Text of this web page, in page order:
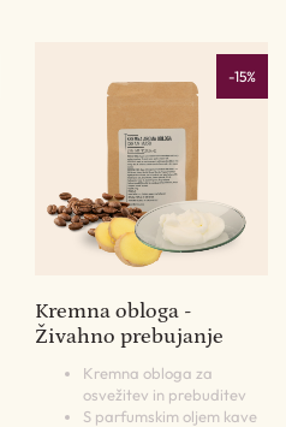
-15%
Kremna obloga -
Živahno prebujanje
Kremna obloga za
osvežitev in prebuditev
S parfumskim oljem kave